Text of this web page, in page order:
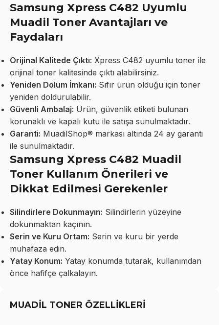
Samsung Xpress C482 Uyumlu
Muadil Toner Avantajları ve
Faydaları
Orijinal Kalitede Çıktı: Xpress C482 uyumlu toner ile
orijinal toner kalitesinde çıktı alabilirsiniz.
Yeniden Dolum İmkanı: Sıfır ürün olduğu için toner
yeniden doldurulabilir.
Güvenli Ambalaj: Ürün, güvenlik etiketi bulunan
korunaklı ve kapalı kutu ile satışa sunulmaktadır.
Garanti: MuadilShop® markası altında 24 ay garanti
ile sunulmaktadır.
Samsung Xpress C482 Muadil
Toner Kullanım Önerileri ve
Dikkat Edilmesi Gerekenler
Silindirlere Dokunmayın: Silindirlerin yüzeyine
dokunmaktan kaçının.
Serin ve Kuru Ortam: Serin ve kuru bir yerde
muhafaza edin.
Yatay Konum: Yatay konumda tutarak, kullanımdan
önce hafifçe çalkalayın.
MUADİL TONER ÖZELLİKLERİ